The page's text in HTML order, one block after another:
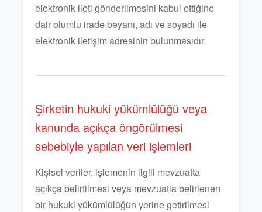
elektronik ileti gönderilmesini kabul ettiğine
dair olumlu irade beyanı, adı ve soyadı ile
elektronik iletişim adresinin bulunmasıdır.
Şirketin hukuki yükümlülüğü veya
kanunda açıkça öngörülmesi
sebebiyle yapılan veri işlemleri
Kişisel veriler, işlemenin ilgili mevzuatta
açıkça belirtilmesi veya mevzuatla belirlenen
bir hukuki yükümlülüğün yerine getirilmesi